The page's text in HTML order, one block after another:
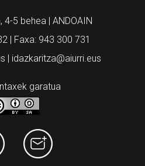
4-5 behea | ANDOAIN
| Faxa: 943 300 731
| idazkaritza@aiurri.eus
garatua